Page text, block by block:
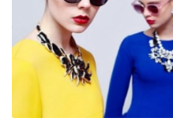
залишив у
Луцьку
три...
27 Липня 2026
747 переглядів
Всі розділи